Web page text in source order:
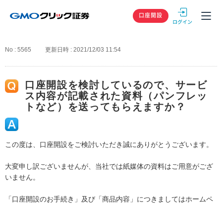
GMOクリック
口座開設
No : 5565 更新日時 : 2021/12/03 11:54
口座開設を検討しているので、サービ
ス内容が記載された資料（パンフレッ
トなど）を送ってもらえますか？
この度は、口座開設をご検討いただき誠にありがとうございます。
大変申し訳ございませんが、当社では紙媒体の資料はご用意がござ
いません。
「口座開設のお手続き」及び「商品内容」につきましてはホームペ